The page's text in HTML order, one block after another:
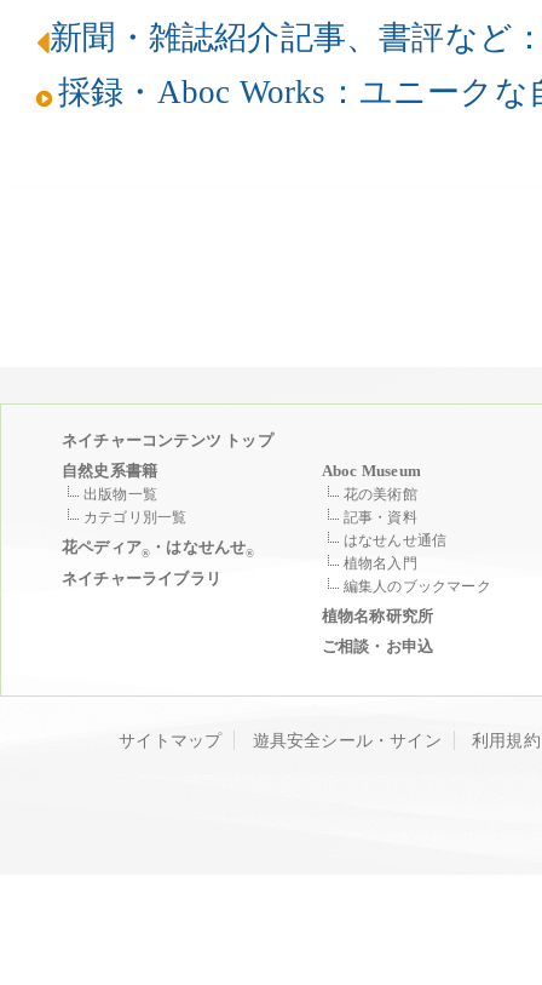
新聞・雑誌紹介記事、書評など
採録・Aboc Works：ユニーク
ネイチャーコンテンツ トップ
自然史系書籍
出版物一覧
カテゴリ別一覧
花ペディア® ・はなせんせ®
ネイチャーライブラリ
Aboc Museum
花の美術館
記事・資料
はなせんせ通信
植物名入門
編集人のブックマーク
植物名称研究所
ご相談・お申込
サイトマップ 遊具安全シール・サイン 利用規約